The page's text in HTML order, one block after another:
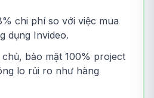
chi phí so với việc mua
dụng Invideo.
bảo mật 100% project
lo rủi ro như hàng